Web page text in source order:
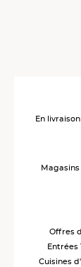
En
Magasins
Offres
Entrées
Cuisines